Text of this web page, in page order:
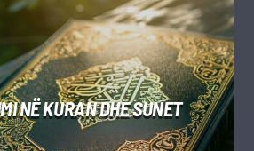
NË KURAN DHE SUNET